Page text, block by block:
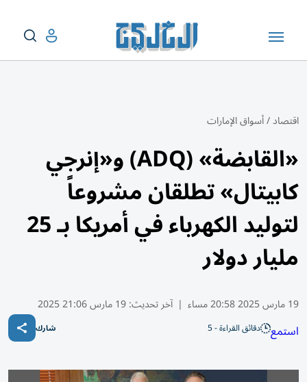
اقتصاد/أسواق الإمارات
«القابضة» (ADQ) و«إنرجي
كابيتال» تطلقان مشروعاً
لتوليد الكهرباء في أمريكا بـ 25
مليار دولار
19 مارس 2025 20:58 مساء | آخر تحديث:19 مارس 21:06 2025
استمع دقائق القراءة - 5 شارك